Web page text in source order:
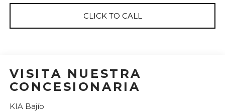
CLICK TO CALL
VISITA NUESTRA
CONCESIONARIA
KIA Bajío